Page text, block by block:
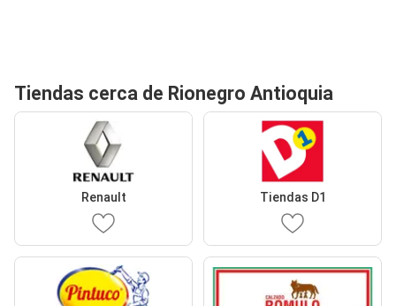
Tiendas cerca de Rionegro Antioquia
Renault Tiendas D1